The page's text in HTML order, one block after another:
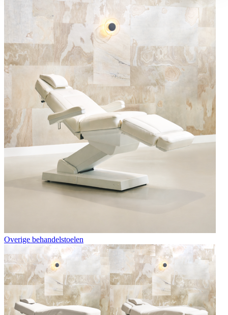
Overige behandelstoelen